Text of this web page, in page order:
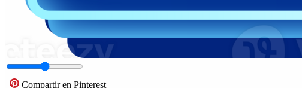
Compartir en Pinterest